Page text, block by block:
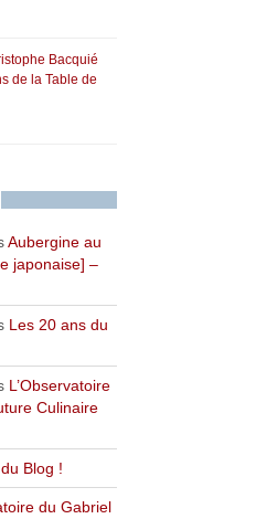
Bacquié
de la Table de
Aubergine au
japonaise] –
Les 20 ans du
L’Observatoire
Culinaire
Blog !
du Gabriel